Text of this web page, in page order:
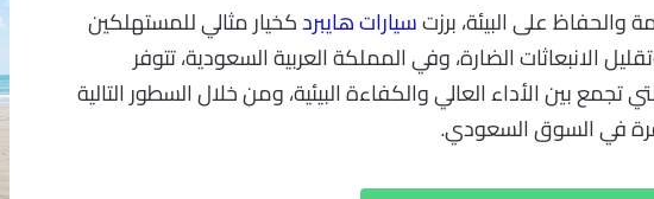
على البيئة، برزتسيارات هايبردكخيار مثالي للمستهلكين
الانبعاثات الضارة، وفي المملكة العربية السعودية، تتوفر
تجمع بين الأداء العالي والكفاءة البيئية، ومن خلال السطور التالية
في السوق السعودي.